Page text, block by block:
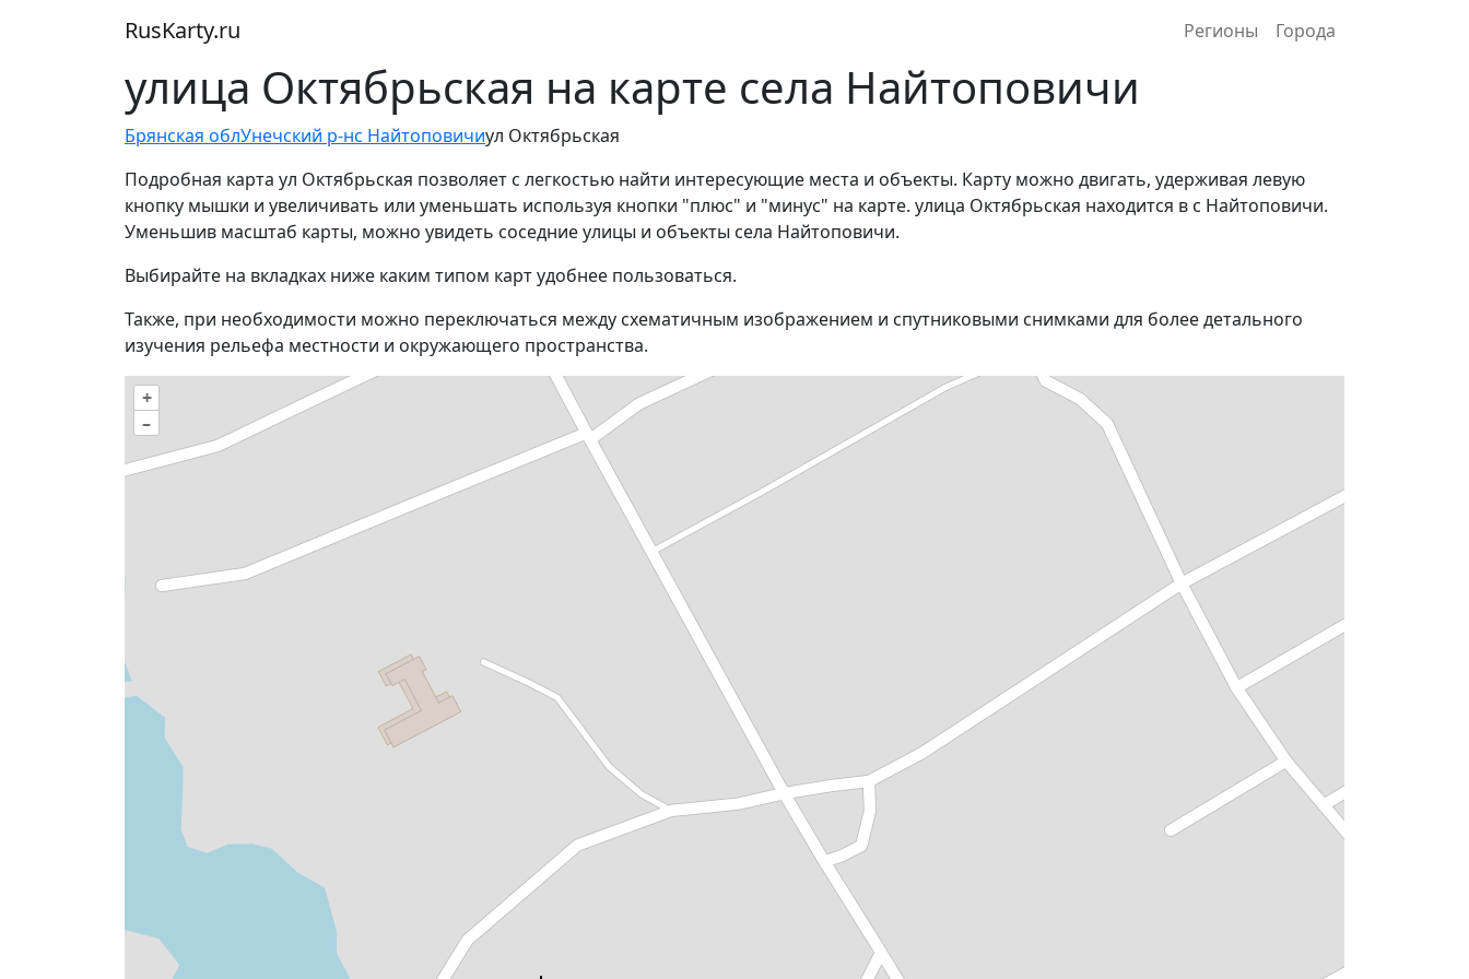
RusKarty.ru Регионы Города
улица Октябрьская на карте села Найтоповичи
Брянская облУнечский р-нс Найтоповичиул Октябрьская
Подробная карта ул Октябрьская позволяет с легкостью найти интересующие места и объекты. Карту можно двигать, удерживая левую
кнопку мышки и увеличивать или уменьшать используя кнопки "плюс" и "минус" на карте. улица Октябрьская находится в с Найтоповичи.
Уменьшив масштаб карты, можно увидеть соседние улицы и объекты села Найтоповичи.
Выбирайте на вкладках ниже каким типом карт удобнее пользоваться.
Также, при необходимости можно переключаться между схематичным изображением и спутниковыми снимками для более детального
изучения рельефа местности и окружающего пространства.
+
–